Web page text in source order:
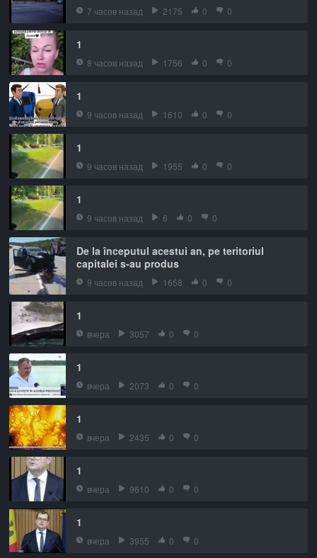
7 часов назад 2175 0 0
1
8 часов назад 1756 0 0
1
9 часов назад 1610 0 0
1
9 часов назад 1955 0 0
1
9 часов назад 6 0 0
De la începutul acestui an, pe teritoriul
capitalei s-au produs
9 часов назад 1658 0 0
1
вчера 3057 0 0
1
вчера 2073 0 0
1
вчера 2435 0 0
1
вчера 9610 0 0
1
вчера 3955 0 0